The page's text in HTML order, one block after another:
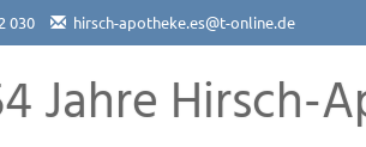
030 hirsch-apotheke.es@t-online.de
Jahre Hirsch-